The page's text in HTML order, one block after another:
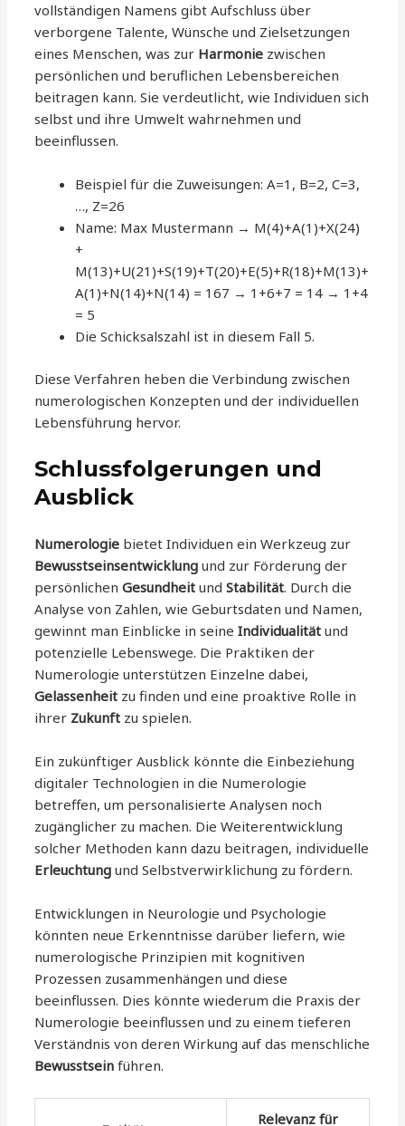
vollständigen Namens gibt Aufschluss über
verborgene Talente, Wünsche und Zielsetzungen
eines Menschen, was zur Harmonie zwischen
persönlichen und beruflichen Lebensbereichen
beitragen kann. Sie verdeutlicht, wie Individuen sich
selbst und ihre Umwelt wahrnehmen und
beeinflussen.
Beispiel für die Zuweisungen: A=1, B=2, C=3,
…, Z=26
Name: Max Mustermann → M(4)+A(1)+X(24)
+
M(13)+U(21)+S(19)+T(20)+E(5)+R(18)+M(13)+
A(1)+N(14)+N(14) = 167 → 1+6+7 = 14 → 1+4
= 5
Die Schicksalszahl ist in diesem Fall 5.
Diese Verfahren heben die Verbindung zwischen
numerologischen Konzepten und der individuellen
Lebensführung hervor.
Schlussfolgerungen und
Ausblick
Numerologie bietet Individuen ein Werkzeug zur
Bewusstseinsentwicklung und zur Förderung der
persönlichenGesundheit undStabilität. Durch die
Analyse von Zahlen, wie Geburtsdaten und Namen,
gewinnt man Einblicke in seineIndividualität und
potenzielle Lebenswege. Die Praktiken der
Numerologie unterstützen Einzelne dabei,
Gelassenheit zu finden und eine proaktive Rolle in
ihrer Zukunft zu spielen.
Ein zukünftiger Ausblick könnte die Einbeziehung
digitaler Technologien in die Numerologie
betreffen, um personalisierte Analysen noch
zugänglicher zu machen. Die Weiterentwicklung
solcher Methoden kann dazu beitragen, individuelle
Erleuchtung und Selbstverwirklichung zu fördern.
Entwicklungen in Neurologie und Psychologie
könnten neue Erkenntnisse darüber liefern, wie
numerologische Prinzipien mit kognitiven
Prozessen zusammenhängen und diese
beeinflussen. Dies könnte wiederum die Praxis der
Numerologie beeinflussen und zu einem tieferen
Verständnis von deren Wirkung auf das menschliche
Bewusstsein führen.
Relevanz für